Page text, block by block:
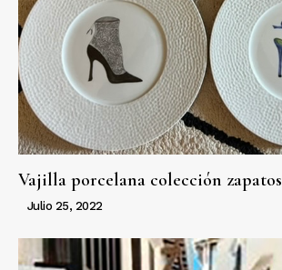
Vajilla porcelana colección zapatos
Julio 25, 2022